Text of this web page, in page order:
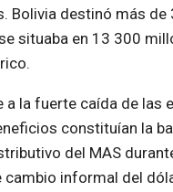
Bolivia destinó más
situaba en 13 300
a la fuerte caída de las
constituían la
del MAS
cambio informal del